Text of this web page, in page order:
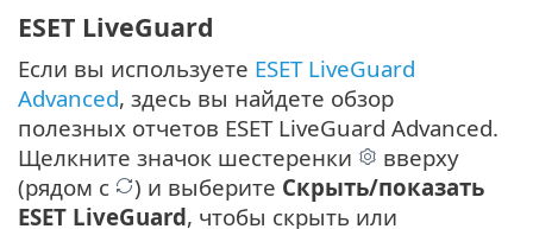
ESET LiveGuard
Если вы используете ESET LiveGuard
Advanced, здесь вы найдете обзор
полезных отчетов ESET LiveGuard Advanced.
Щелкните значок шестеренки
вверху
(рядом с
) и выберите Скрыть/показать
ESET LiveGuard, чтобы скрыть или